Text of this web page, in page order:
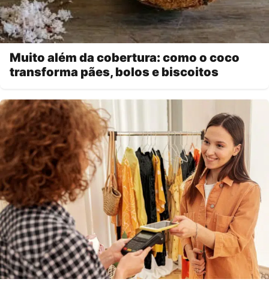
Muito além da cobertura: como o coco
transforma pães, bolos e biscoitos